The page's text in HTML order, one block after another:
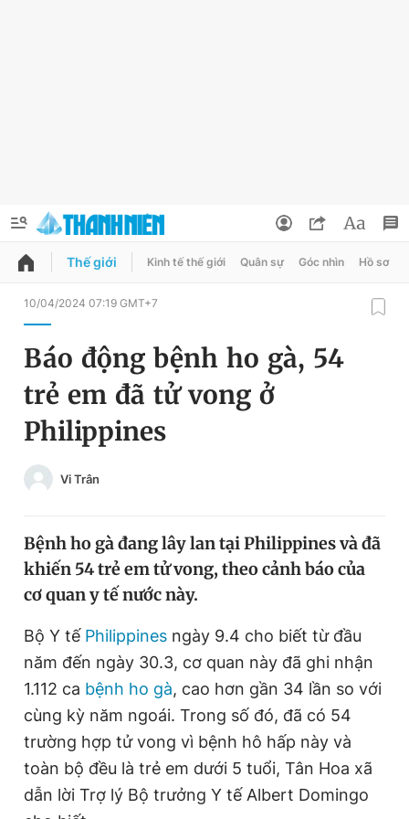
QUẢNG CÁO
Chuyên mục
Chuyên mục khác
Chào ngày mới
Video Magazine
Sản phẩm khác
Tiện ích Bạn cần biết
Thông tin tòa soạn Liên hệ quảng cáo
Đổi mật khẩu
Tin đã lưu
Tin đã xem
Thế giới Kinh tế thế giới Quân sự Góc nhìn Hồ sơ
10/04/2024 07:19 GMT+7
Báo động bệnh ho gà, 54
trẻ em đã tử vong ở
Philippines
Vi Trân
Bệnh ho gà đang lây lan tại Philippines và đã
khiến 54 trẻ em tử vong, theo cảnh báo của
cơ quan y tế nước này.
Bộ Y tế Philippines ngày 9.4 cho biết từ đầu
năm đến ngày 30.3, cơ quan này đã ghi nhận
1.112 ca bệnh ho gà, cao hơn gần 34 lần so với
cùng kỳ năm ngoái. Trong số đó, đã có 54
trường hợp tử vong vì bệnh hô hấp này và
toàn bộ đều là trẻ em dưới 5 tuổi, Tân Hoa xã
dẫn lời Trợ lý Bộ trưởng Y tế Albert Domingo